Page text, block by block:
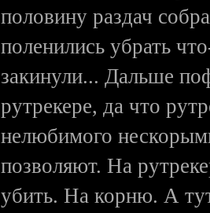
половину раздач
поленились убрать
закинули... Дальше
рутрекере, да что
нелюбимого
позволяют. На
убить. На корню. А